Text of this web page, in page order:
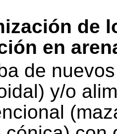
de
en
de
y/o